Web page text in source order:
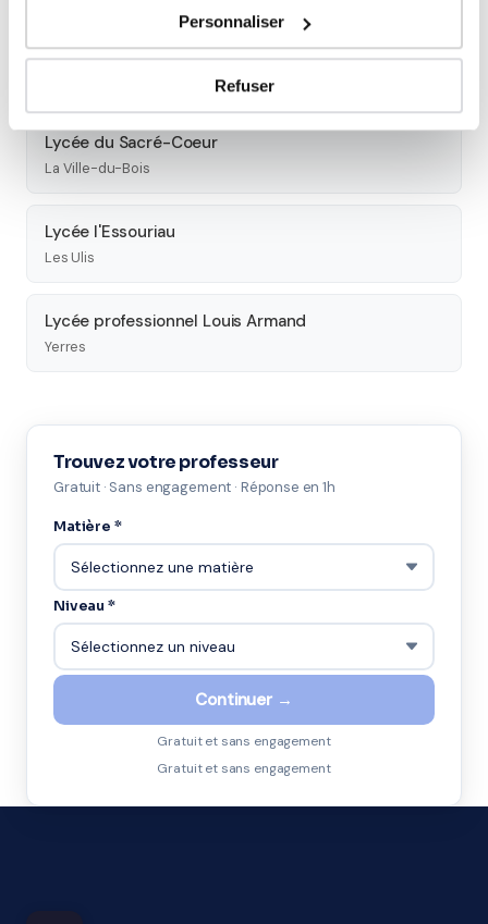
Personnaliser
Refuser
Lycée Maurice Eliot
Lycée du Sacré-Coeur
La Ville-du-Bois
Lycée l'Essouriau
Les Ulis
Lycée professionnel Louis Armand
Yerres
Trouvez votre professeur
Gratuit · Sans engagement · Réponse en 1h
Matière *
Niveau *
Continuer →
Gratuit et sans engagement
Gratuit et sans engagement